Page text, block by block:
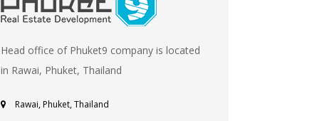
Head office of Phuket9 company is located
in Rawai, Phuket, Thailand
Rawai, Phuket, Thailand